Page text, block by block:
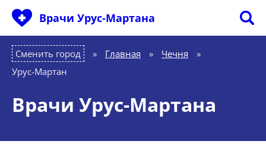
Врачи Урус-Мартана
Сменить город Главная » Чечня
»
Урус-Мартан
Врачи Урус-Мартана